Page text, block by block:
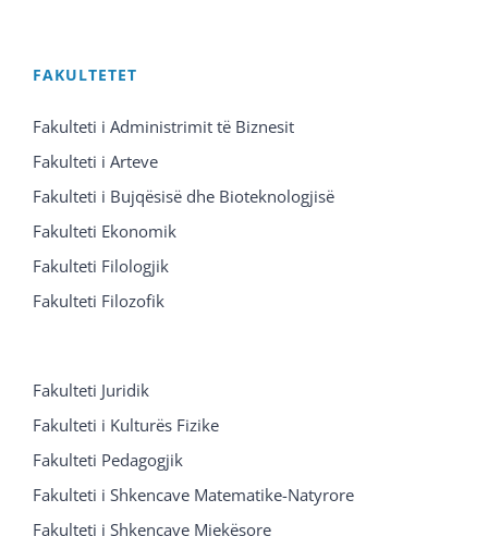
FAKULTETET
Fakulteti i Administrimit të Biznesit
Fakulteti i Arteve
Fakulteti i Bujqësisë dhe Bioteknologjisë
Fakulteti Ekonomik
Fakulteti Filologjik
Fakulteti Filozofik
Fakulteti Juridik
Fakulteti i Kulturës Fizike
Fakulteti Pedagogjik
Fakulteti i Shkencave Matematike-Natyrore
Fakulteti i Shkencave Mjekësore